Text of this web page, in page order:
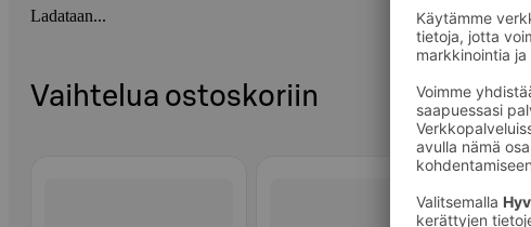
Ladataan...
Vaihtelua ostoskoriin